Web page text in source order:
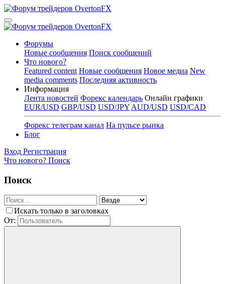
Форумы
Новые сообщения Поиск сообщений
Что нового?
Featured content Новые сообщения Новое медиа New
media comments Последняя активность
Информация
Лента новостей Форекс календарь Онлайн графики
EUR/USD GBP/USD USD/JPY AUD/USD USD/CAD
Форекс телеграм канал На пульсе рынка
Блог
Вход Регистрация
Что нового? Поиск
Поиск
Искать только в заголовках
От: